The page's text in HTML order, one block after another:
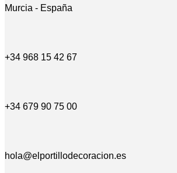
Murcia - España
+34 968 15 42 67
+34 679 90 75 00
hola@elportillodecoracion.es